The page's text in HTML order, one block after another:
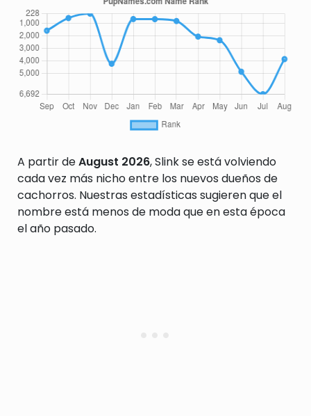
A partir deAugust 2026, Slink se está volviendo
cada vez más nicho entre los nuevos dueños de
cachorros. Nuestras estadísticas sugieren que el
nombre está menos de moda que en esta época
el año pasado.